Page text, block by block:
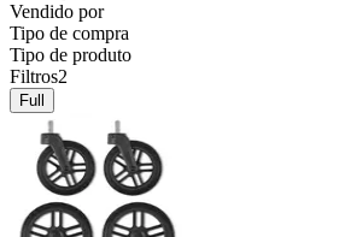
Vendido por
Tipo de compra
Tipo de produto
Filtros2
Full